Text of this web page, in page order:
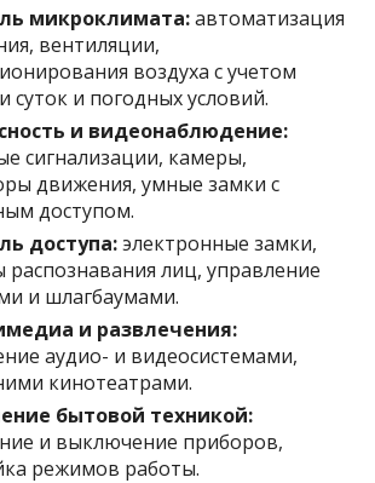
микроклимата:автоматизация
вентиляции,
воздуха с учетом
суток и погодных условий.
и видеонаблюдение:
сигнализации, камеры,
движения, умные замки с
доступом.
доступа:электронные замки,
распознавания лиц, управление
и шлагбаумами.
и развлечения:
аудио- и видеосистемами,
кинотеатрами.
бытовой техникой:
и выключение приборов,
режимов работы.